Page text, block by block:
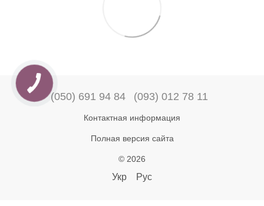
(050) 691 94 84 (093) 012 78 11
Контактная информация
Полная версия сайта
© 2026
Укр Рус